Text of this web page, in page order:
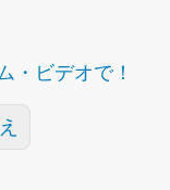
・ビデオで！